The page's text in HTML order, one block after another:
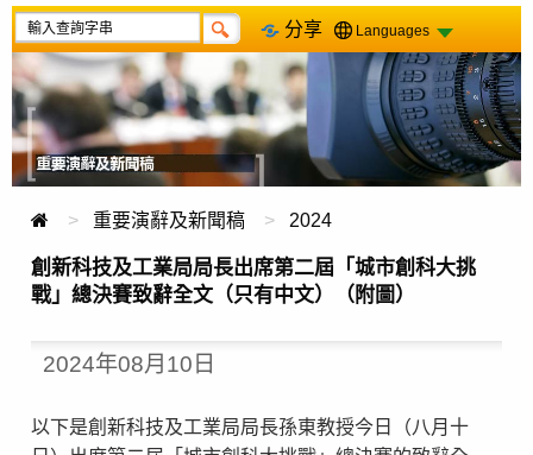
分享 Languages
重要演辭及新聞稿 2024
創新科技及工業局局長出席第二屆「城市創科大挑
戰」總決賽致辭全文（只有中文）（附圖）
2024年08月10日
以下是創新科技及工業局局長孫東教授今日（八月十